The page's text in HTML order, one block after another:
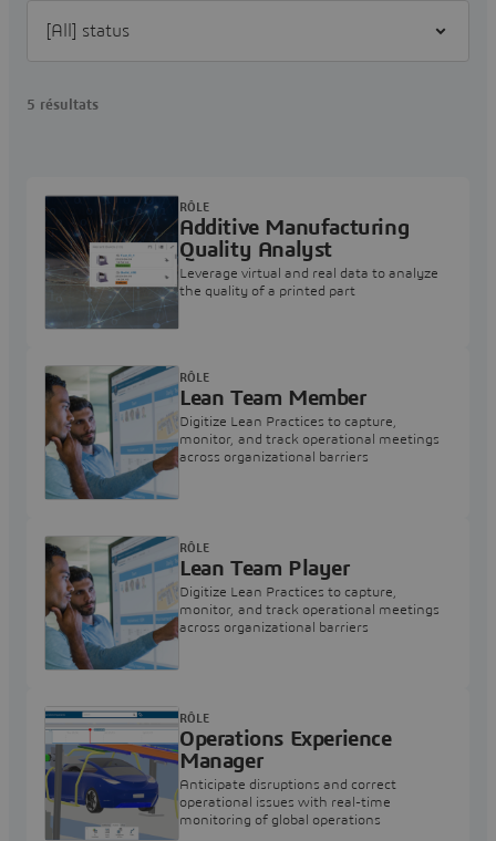
5 résultats
Additive Manufacturing
Quality Analyst
Leverage virtual and real data to analyze
the quality of a printed part
RÔLE
Lean Team Member
Digitize Lean Practices to capture,
monitor, and track operational meetings
across organizational barriers
RÔLE
Lean Team Player
Digitize Lean Practices to capture,
monitor, and track operational meetings
across organizational barriers
RÔLE
Operations Experience
Manager
Anticipate disruptions and correct
operational issues with real-time
monitoring of global operations
RÔLE